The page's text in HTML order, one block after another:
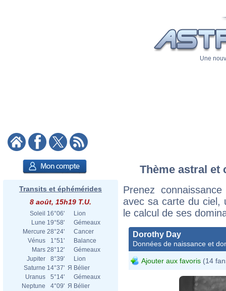
Une
Transits et éphémérides
8 août, 15h19 T.U.
Soleil 16°06'
Lion
Lune 19°58'
Gémeaux
Mercure 28°24'
Cancer
Vénus
1°51'
Balance
Mars 28°12'
Gémeaux
Jupiter
8°39'
Lion
Saturne 14°37' Я Bélier
Uranus
5°14'
Gémeaux
Neptune
4°09' Я Bélier
Thème astral et
Prenez
avec sa carte du ciel,
le calcul de ses
Dorothy Day
Données de naissance et
Ajouter aux favoris (14